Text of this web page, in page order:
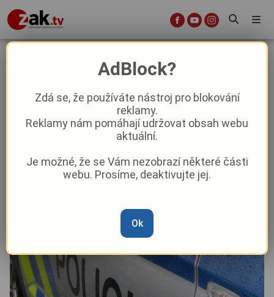
Cyklista v Plzni nedal při
odbočování přednost chodkyni, z
místa ujel!
Krimi
Marie Osvaldová –13. 2. 2024|08:22
AdBlock?
Zdá se, že používáte nástroj pro blokování
reklamy.
Reklamy nám pomáhají udržovat obsah webu
aktuální.
Je možné, že se Vám nezobrazí některé části
webu. Prosíme, deaktivujte jej.
Ok